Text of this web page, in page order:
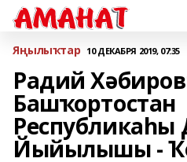
Яңылыҡтар 10 ДЕКАБРЯ 2019, 07:35
Радий
Башҡортостан
Республикаһы
Йыйылышы -